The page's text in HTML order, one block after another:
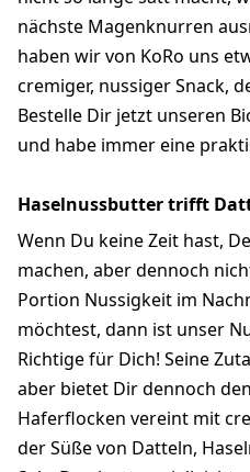
nächste Magenknurren
haben wir von KoRo uns
cremiger, nussiger Snack,
Bestelle Dir jetzt unseren
und habe immer eine
Haselnussbutter trifft
Wenn Du keine Zeit hast,
machen, aber dennoch
Portion Nussigkeit im
möchtest, dann ist unser
Richtige für Dich! Seine
aber bietet Dir dennoch
Haferflocken vereint mit
der Süße von Datteln,